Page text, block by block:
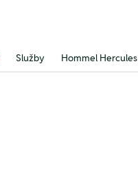
Služby Hommel Hercules